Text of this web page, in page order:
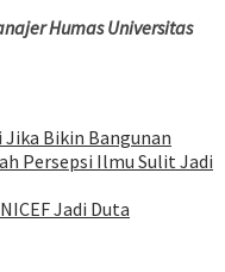
Humas Universitas
Bikin Bangunan
Persepsi Ilmu Sulit Jadi
Jadi Duta